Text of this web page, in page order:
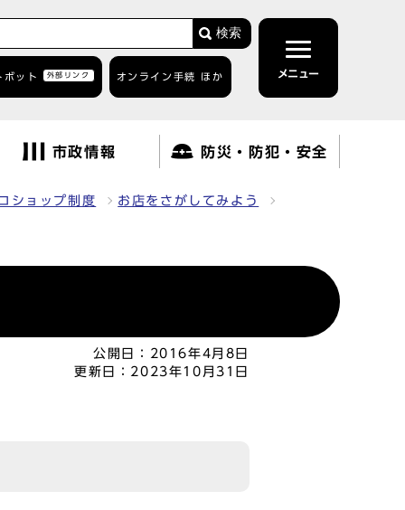
検索
ボット 外部リンク オンライン手続 ほか メニュー
市政情報 防災・防犯・安全
ショップ制度 お店をさがしてみよう
公開日：
2016年4月8日
更新日： 2023年10月31日